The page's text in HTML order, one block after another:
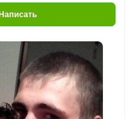
Написать